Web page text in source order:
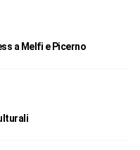
a Melfi e Picerno